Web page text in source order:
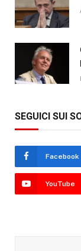
SEGUICI SUI
Facebook
YouTube